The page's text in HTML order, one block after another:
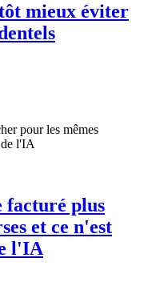
mieux éviter
facturé plus
et ce n'est
l'IA